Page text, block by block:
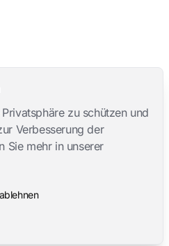
zu schützen und
Verbesserung der
Sie mehr in unserer